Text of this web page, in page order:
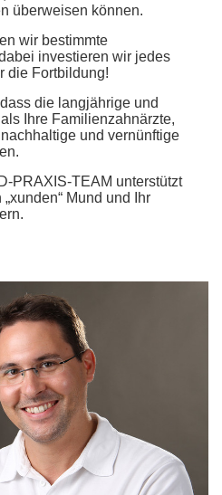
überweisen können.
wir bestimmte
investieren wir jedes
die Fortbildung!
die langjährige und
Ihre Familienzahnärzte,
und vernünftige
PRAXIS-TEAM unterstützt
Mund und Ihr